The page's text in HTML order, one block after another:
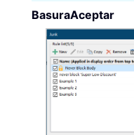
BasuraAceptar